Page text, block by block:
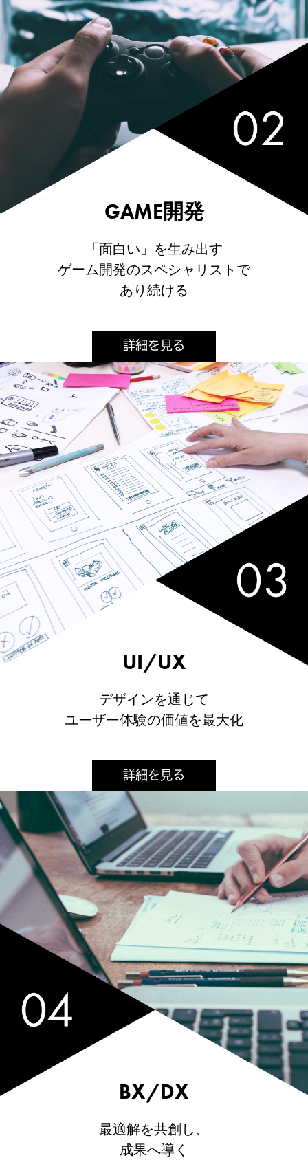
GAME開発
「面白い」を生み出す
ゲーム開発のスペシャリストで
あり続ける
詳細を見る
UI/UX
デザインを通じて
ユーザー体験の価値を最大化
詳細を見る
BX/DX
最適解を共創し、
成果へ導く